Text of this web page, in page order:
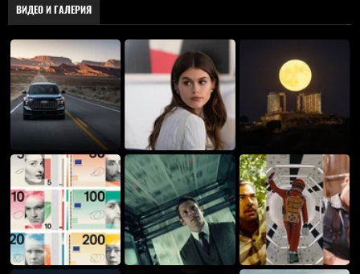
ВИДЕО И ГАЛЕРИЯ